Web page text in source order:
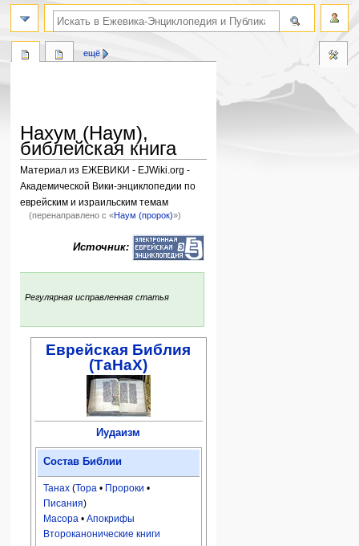
Нахум (Наум),
библейская книга
Материал из ЕЖЕВИКИ - EJWiki.org -
Академической Вики-энциклопедии по
еврейским и израильским темам
(перенаправлено с «Наум (пророк)»)
Источник:
Регулярная исправленная статья
Еврейская Библия
(ТаНаХ)
Иудаизм
Состав Библии
Танах(Тора • Пророки •
Писания)
Масора • Апокрифы
Второканонические книги
ещё
поиск по словам